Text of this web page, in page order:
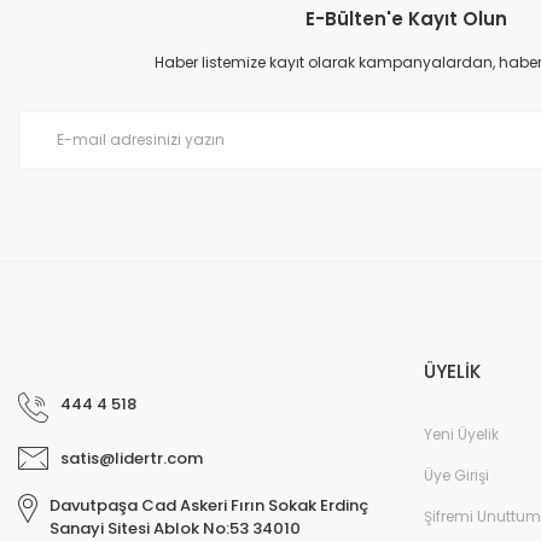
Ürün resmi kalitesiz, bozuk veya görüntülenemiyor.
Ürün açıklamasında eksik bilgiler bulunuyor.
E-Bülten'e Kayıt Olun
Haber listemize kayıt olarak kampanyalardan,
444 4 518
satis@lidertr.com
Davutpaşa Cad Askeri Fırın Sokak Erdinç
Sanayi Sitesi Ablok No:53 34010
ÜYELİK
Yeni Üyelik
Üye Girişi
Şifremi Unuttum